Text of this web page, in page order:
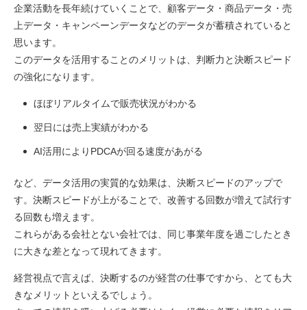
企業活動を長年続けていくことで、顧客データ・商品データ・売
上データ・キャンペーンデータなどのデータが蓄積されていると
思います。
このデータを活用することのメリットは、判断力と決断スピード
の強化になります。
ほぼリアルタイムで販売状況がわかる
翌日には売上実績がわかる
AI活用によりPDCAが回る速度があがる
など、データ活用の実質的な効果は、決断スピードのアップで
す。決断スピードが上がることで、改善する回数が増えて試行す
る回数も増えます。
これらがある会社とない会社では、同じ事業年度を過ごしたとき
に大きな差となって現れてきます。
経営視点で言えば、決断するのが経営の仕事ですから、とても大
きなメリットといえるでしょう。